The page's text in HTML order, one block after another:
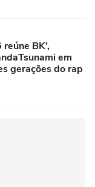
BK’,
em
gerações do rap